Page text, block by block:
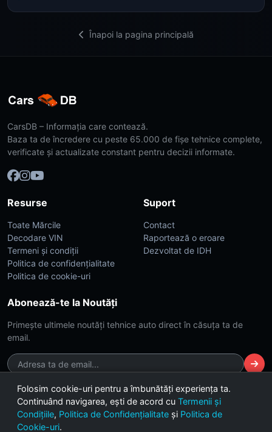
Înapoi la pagina principală
CarsDB – Informația care contează.
Baza ta de încredere cu peste 65.000 de fișe tehnice complete,
verificate și actualizate constant pentru decizii informate.
Resurse
Toate Mărcile
Decodare VIN
Termeni și condiții
Politica de confidențialitate
Politica de cookie-uri
Suport
Contact
Raportează o eroare
Dezvoltat de IDH
Abonează-te la Noutăți
Primește ultimele noutăți tehnice auto direct în căsuța ta de
email.
© 2026 CarsDB. Toate drepturile rezervate. Made with ❤️ for car
enthusiasts.
Folosim cookie-uri pentru a îmbunătăți experiența ta.
Continuând navigarea, ești de acord cu Termenii și
Condițiile, Politica de Confidențialitate și Politica de
Cookie-uri.